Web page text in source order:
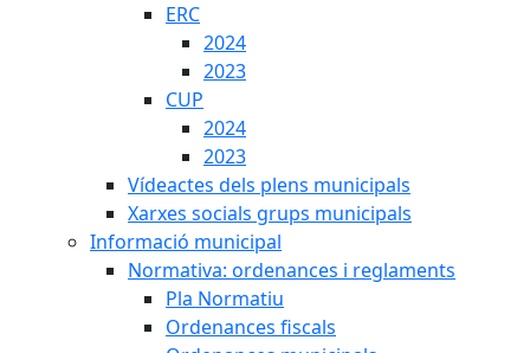
ERC
2024
2023
CUP
2024
2023
Vídeactes dels plens municipals
Xarxes socials grups municipals
Informació municipal
Normativa: ordenances i reglaments
Pla Normatiu
Ordenances fiscals